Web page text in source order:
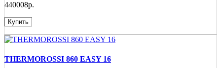
440008р.
Купить
THERMOROSSI 860 EASY 16